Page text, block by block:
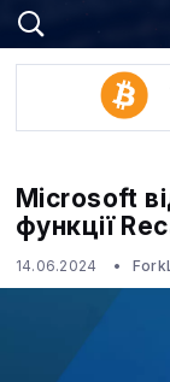
Microsoft
функції
14.06.2024